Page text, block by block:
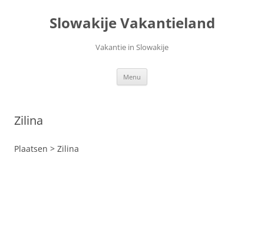
Slowakije Vakantieland
Vakantie in Slowakije
Menu
Zilina
Plaatsen > Zilina